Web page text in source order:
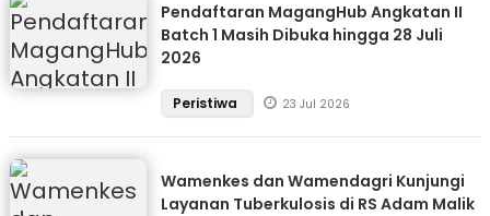
Pendaftaran MagangHub Angkatan II
Batch 1 Masih Dibuka hingga 28 Juli
2026
Peristiwa 23 Jul 2026
Wamenkes dan Wamendagri Kunjungi
Layanan Tuberkulosis di RS Adam Malik